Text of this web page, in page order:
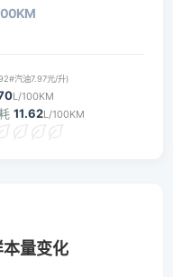
汽油7.97元/升)
L/100KM
11.62L/100KM